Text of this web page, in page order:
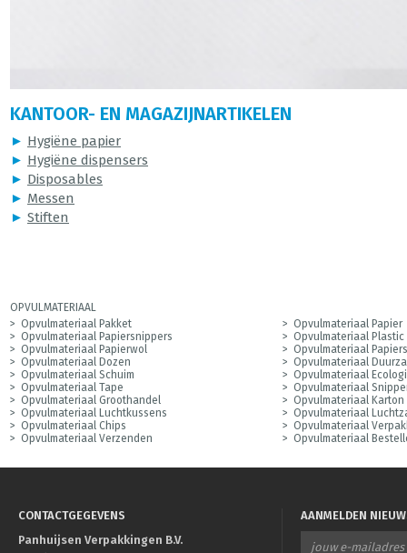
KANTOOR- EN MAGAZIJNARTIKELEN
► Hygiëne papier
► Hygiëne dispensers
► Disposables
► Messen
► Stiften
OPVULMATERIAAL
Opvulmateriaal Pakket
Opvulmateriaal Papier
Opvulmateriaal Papiersnippers
Opvulmateriaal Plastic
Opvulmateriaal Papierwol
Opvulmateriaal
Opvulmateriaal Dozen
Opvulmateriaal
Opvulmateriaal Schuim
Opvulmateriaal
Opvulmateriaal Tape
Opvulmateriaal
Opvulmateriaal Groothandel
Opvulmateriaal Karton
Opvulmateriaal Luchtkussens
Opvulmateriaal
Opvulmateriaal Chips
Opvulmateriaal
Opvulmateriaal Verzenden
Opvulmateriaal
CONTACTGEGEVENS
Panhuijsen Verpakkingen B.V.
AANMELDEN